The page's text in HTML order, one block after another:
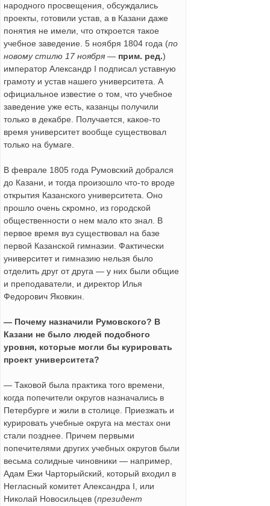
народного просвещения, обсуждались
проекты, готовили устав, а в Казани даже
понятия не имели, что откроется такое
учебное заведение. 5 ноября 1804 года (по
новому стилю 17 ноября — прим. ред.)
император Александр I подписал уставную
грамоту и устав нашего университета. А
официальное известие о том, что учебное
заведение уже есть, казанцы получили
только в декабре. Получается, какое-то
время университет вообще существовал
только на бумаге.
В феврале 1805 года Румовский добрался
до Казани, и тогда произошло что-то вроде
открытия Казанского университета. Оно
прошло очень скромно, из городской
общественности о нем мало кто знал. В
первое время вуз существовал на базе
первой Казанской гимназии. Фактически
университет и гимназию нельзя было
отделить друг от друга — у них были общие
и преподаватели, и директор Илья
Федорович Яковкин.
— Почему назначили Румовского? В
Казани не было людей подобного
уровня, которые могли бы курировать
проект университета?
— Таковой была практика того времени,
когда попечители округов назначались в
Петербурге и жили в столице. Приезжать и
курировать учебные округа на местах они
стали позднее. Причем первыми
попечителями других учебных округов были
весьма солидные чиновники — например,
Адам Ежи Чарторыйский, который входил в
Негласный комитет Александра I, или
Николай Новосильцев (президент